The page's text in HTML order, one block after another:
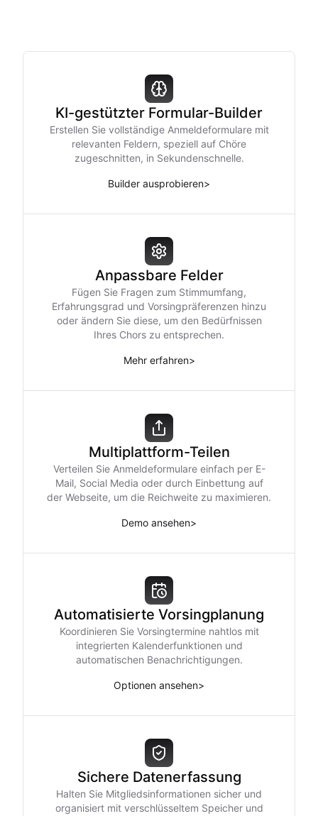
KI-gestützter Formular-Builder
Erstellen Sie vollständige Anmeldeformulare mit
relevanten Feldern, speziell auf Chöre
zugeschnitten, in Sekundenschnelle.
Builder ausprobieren>
Anpassbare Felder
Fügen Sie Fragen zum Stimmumfang,
Erfahrungsgrad und Vorsingpräferenzen hinzu
oder ändern Sie diese, um den Bedürfnissen
Ihres Chors zu entsprechen.
Mehr erfahren>
Multiplattform-Teilen
Verteilen Sie Anmeldeformulare einfach per E-
Mail, Social Media oder durch Einbettung auf
der Webseite, um die Reichweite zu maximieren.
Demo ansehen>
Automatisierte Vorsingplanung
Koordinieren Sie Vorsingtermine nahtlos mit
integrierten Kalenderfunktionen und
automatischen Benachrichtigungen.
Optionen ansehen>
Sichere Datenerfassung
Halten Sie Mitgliedsinformationen sicher und
organisiert mit verschlüsseltem Speicher und